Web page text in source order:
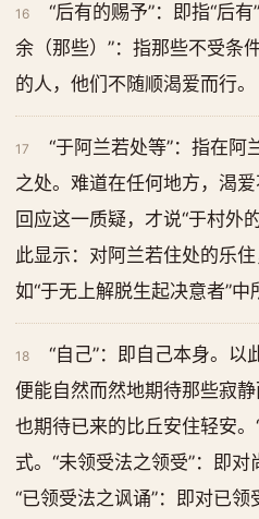
16
“后有的赐予”：即指“后
余（那些）”：指那些不受条
的人，他们不随顺渴爱而行。
17
“于阿兰若处等”：指在
之处。难道在任何地方，渴
回应这一质疑，才说“于村外
此显示：对阿兰若住处的乐
如“于无上解脱生起决意者”中
18
“自己”：即自己本身。以
便能自然而然地期待那些寂静
也期待已来的比丘安住轻安
式。“未领受法之领受”：即对
“已领受法之讽诵”：即对已